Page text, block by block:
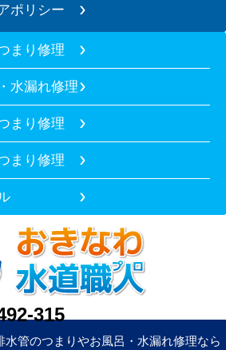
ポリシー
まり修理
水漏れ修理
まり修理
まり修理
315
管のつまりやお風呂・水漏れ修理なら